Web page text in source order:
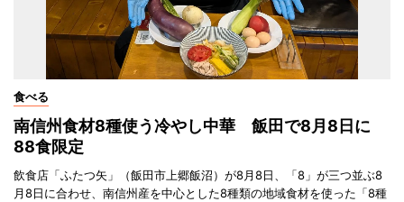
食べる
南信州食材8種使う冷やし中華 飯田で8月8日に
88食限定
飲食店「ふたつ矢」（飯田市上郷飯沼）が8月8日、「8」が三つ並ぶ8
月8日に合わせ、南信州産を中心とした8種類の地域食材を使った「8種